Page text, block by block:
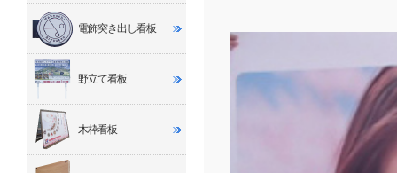
電飾突き出し看板
野立て看板
木枠看板